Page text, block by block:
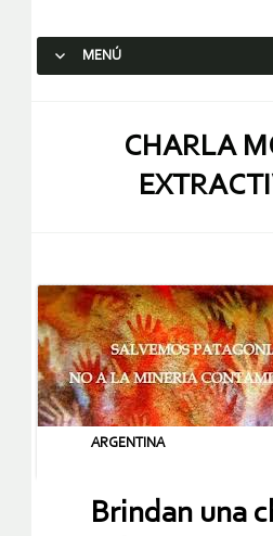
MENÚ
CHARLA
ARGENTINA
Brindan una